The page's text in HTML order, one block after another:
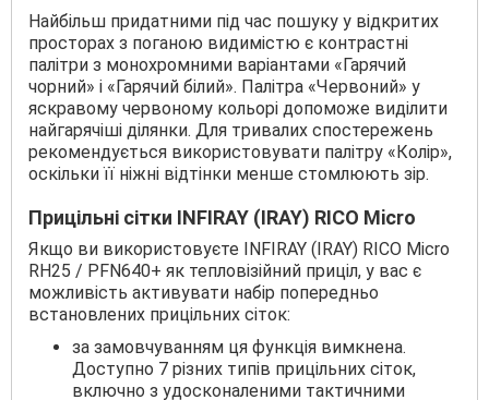
Найбільш придатними під час пошуку у відкритих
просторах з поганою видимістю є контрастні
палітри з монохромними варіантами «Гарячий
чорний» і «Гарячий білий». Палітра «Червоний» у
яскравому червоному кольорі допоможе виділити
найгарячіші ділянки. Для тривалих спостережень
рекомендується використовувати палітру «Колір»,
оскільки її ніжні відтінки менше стомлюють зір.
Прицільні сітки INFIRAY (IRAY) RICO Micro
Якщо ви використовуєте INFIRAY (IRAY) RICO Micro
RH25 / PFN640+ як тепловізійний приціл, у вас є
можливість активувати набір попередньо
встановлених прицільних сіток:
за замовчуванням ця функція вимкнена.
Доступно 7 різних типів прицільних сіток,
включно з удосконаленими тактичними